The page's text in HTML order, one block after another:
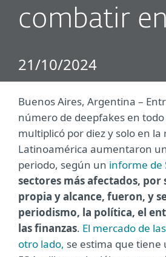
combatir
21/10/2024
Buenos Aires, Argentina ­–
número de deepfakes en
multiplicó por diez y solo en la
Latinoamérica aumentaron
periodo, según un informe de
sectores más afectados, por
propia y alcance, fueron, y
periodismo, la política, el
las finanzas. El mercado de
otro lado, se estima que tiene